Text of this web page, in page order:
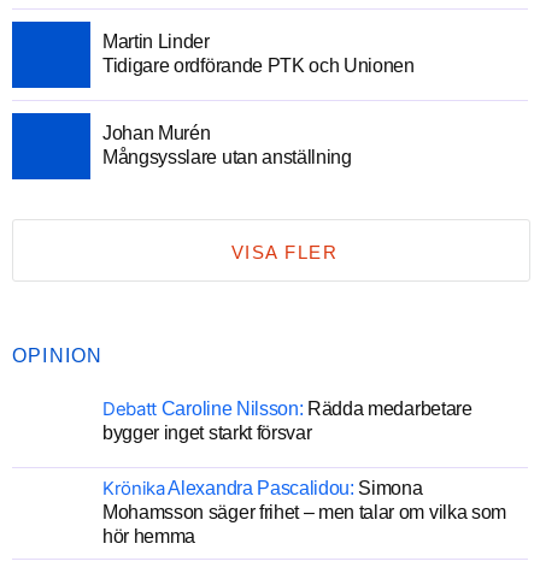
Martin Linder
Tidigare ordförande PTK och Unionen
Johan Murén
Mångsysslare utan anställning
VISA FLER
OPINION
Debatt Caroline Nilsson: Rädda medarbetare
bygger inget starkt försvar
KrönikaAlexandra Pascalidou: Simona
Mohamsson säger frihet – men talar om vilka som
hör hemma